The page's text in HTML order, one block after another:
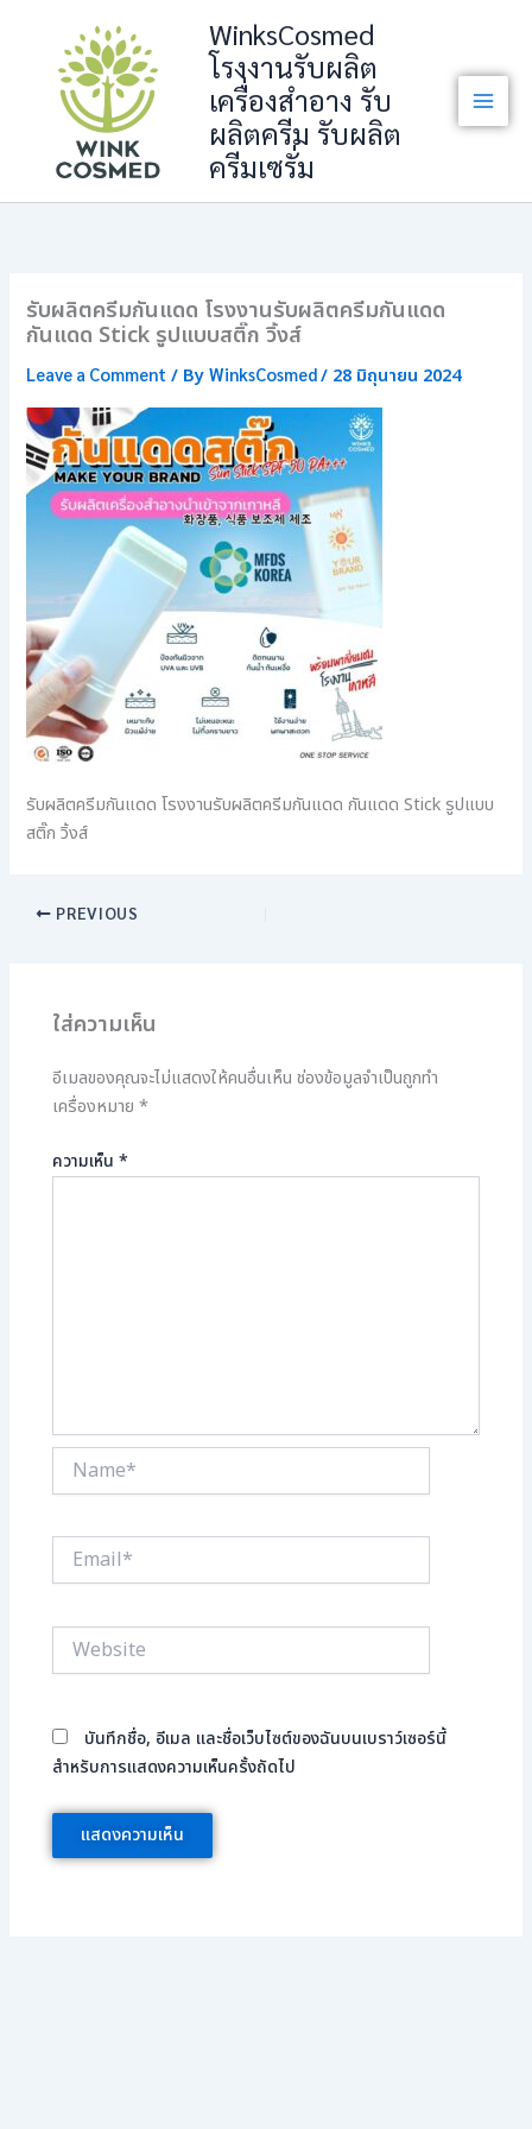
content
WinksCosmed
โรงงานรับผลิต
เครื่องสำอาง รับ
ผลิตครีม รับผลิต
ครีมเซรั่ม
รับผลิตครีมกันแดด โรงงานรับผลิตครีมกันแดด
กันแดด Stick รูปแบบสติ๊ก วิ้งส์
Leave a Comment / ByWinksCosmed/ 28 มิถุนายน 2024
รับผลิตครีมกันแดด โรงงานรับผลิตครีมกันแดด กันแดด Stick รูปแบบ
สติ๊ก วิ้งส์
PREVIOUS
ใส่ความเห็น
อีเมลของคุณจะไม่แสดงให้คนอื่นเห็น ช่องข้อมูลจำเป็นถูกทำ
เครื่องหมาย*
ความเห็น*
Name*
Email*
Website
บันทึกชื่อ, อีเมล และชื่อเว็บไซต์ของฉันบนเบราว์เซอร์นี้
สำหรับการแสดงความเห็นครั้งถัดไป